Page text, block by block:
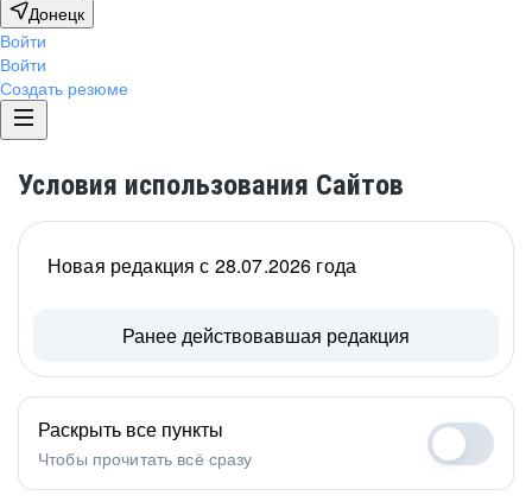
Донецк
Войти
Войти
Создать резюме
Условия использования Сайтов
Новая редакция с 28.07.2026 года
Ранее действовавшая редакция
Раскрыть все пункты
Чтобы прочитать всё сразу